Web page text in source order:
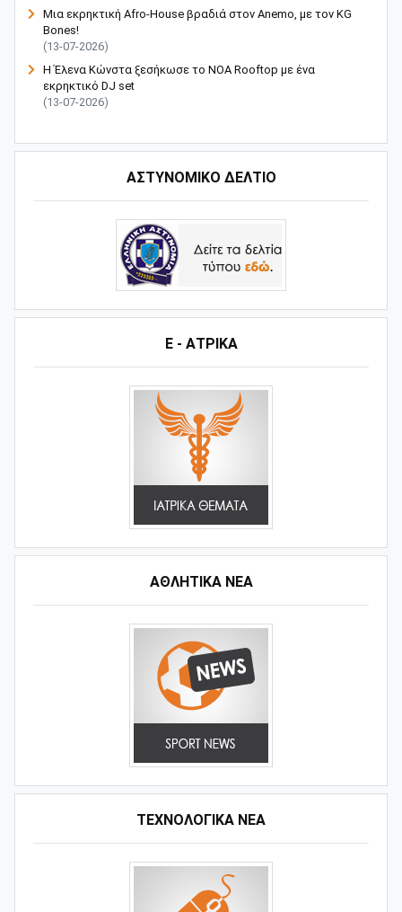
Μια εκρηκτική Afro-House βραδιά στον Anemo, με τον KG
Bones!
(13-07-2026)
Η Έλενα Κώνστα ξεσήκωσε το NOA Rooftop με ένα
εκρηκτικό DJ set
(13-07-2026)
ΑΣΤΥΝΟΜΙΚΟ ΔΕΛΤΙΟ
Ε - ΑΤΡΙΚΑ
ΑΘΛΗΤΙΚΆ ΝΈΑ
ΤΕΧΝΟΛΟΓΙΚΑ ΝΕΑ